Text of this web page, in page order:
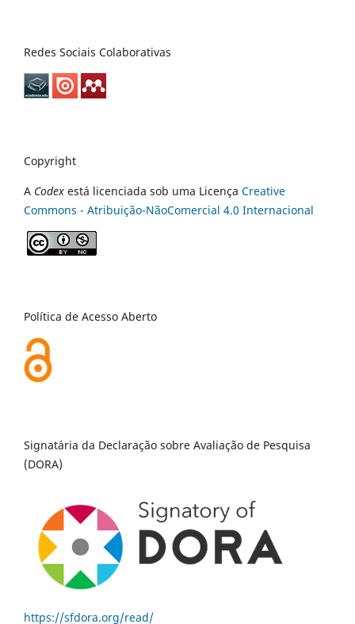
Redes Sociais Colaborativas
Copyright
A Codex está licenciada sob uma Licença Creative
Commons - Atribuição-NãoComercial 4.0 Internacional
Política de Acesso Aberto
Signatária da Declaração sobre Avaliação de Pesquisa
(DORA)
https://sfdora.org/read/